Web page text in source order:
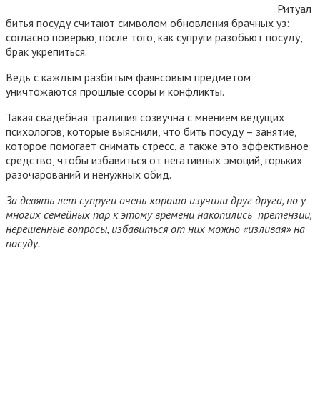
Ритуал
битья посуду считают символом обновления брачных уз:
согласно поверью, после того, как супруги разобьют посуду,
брак укрепиться.
Ведь с каждым разбитым фаянсовым предметом
уничтожаются прошлые ссоры и конфликты.
Такая свадебная традиция созвучна с мнением ведущих
психологов, которые выяснили, что бить посуду – занятие,
которое помогает снимать стресс, а также это эффективное
средство, чтобы избавиться от негативных эмоций, горьких
разочарований и ненужных обид.
За девять лет супруги очень хорошо изучили друг друга, но у
многих семейных пар к этому времени накопились претензии,
нерешенные вопросы, избавиться от них можно «изливая» на
посуду.